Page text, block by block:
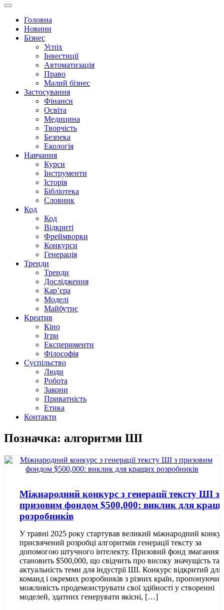
Головна
Новини
Бізнес
Успіх
Інвестиції
Автоматизація
Право
Малий бізнес
Застосування
Фінанси
Освіта
Медицина
Творчість
Безпека
Екологія
Навчання
Курси
Інструменти
Історія
Бібліотека
Словник
Код
Код
Відкриті
Фреймворки
Конкурси
Генерація
Тренди
Тренди
Дослідження
Кар’єра
Моделі
Майбутнє
Креатив
Кіно
Ігри
Експерименти
Філософія
Суспільство
Люди
Робота
Закони
Приватність
Етика
Контакти
Позначка: алгоритми ШІ
Міжнародний конкурс з генерації тексту ШІ з
призовим фондом $500,000: виклик для
розробників
У травні 2025 року стартував великий міжнародний
присвячений розробці алгоритмів генерації тексту за
допомогою штучного інтелекту. Призовий фонд змагання
становить $500,000, що свідчить про високу значущість та
актуальність теми для індустрії ШІ. Конкурс відкритий для
команд і окремих розробників з різних країн, пропонуючи
можливість продемонструвати свої здібності у створенні
моделей, здатних генерувати якісні, […]